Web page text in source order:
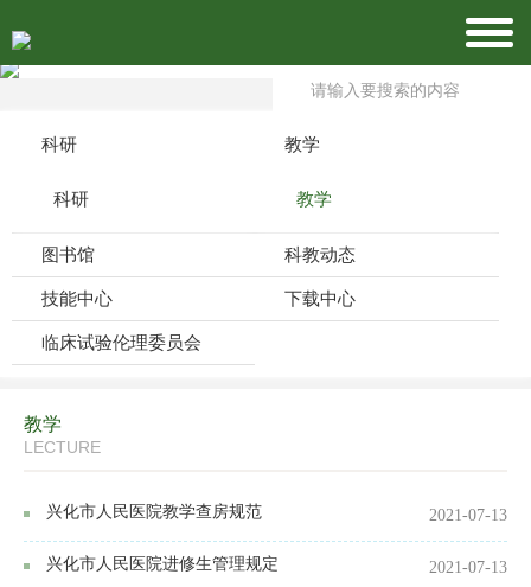
科研
科研
教学
教学
图书馆 科教动态
技能中心 下载中心
临床试验伦理委员会
教学
LECTURE
兴化市人民医院教学查房规范 2021-07-13
兴化市人民医院进修生管理规定 2021-07-13